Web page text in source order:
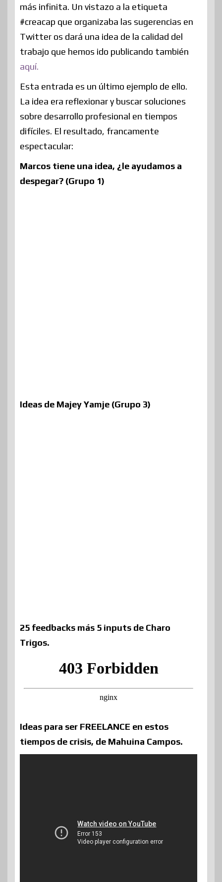
más infinita. Un vistazo a la etiqueta
#creacap que organizaba las sugerencias en
Twitter os dará una idea de la calidad del
trabajo que hemos ido publicando también
aquí.
Esta entrada es un último ejemplo de ello.
La idea era reflexionar y buscar soluciones
sobre desarrollo profesional en tiempos
difíciles. El resultado, francamente
espectacular:
Marcos tiene una idea, ¿le ayudamos a
despegar? (Grupo 1)
Ideas de Majey Yamje (Grupo 3)
25 feedbacks más 5 inputs de Charo
Trigos.
Ideas para ser FREELANCE en estos
tiempos de crisis, de Mahuina Campos.